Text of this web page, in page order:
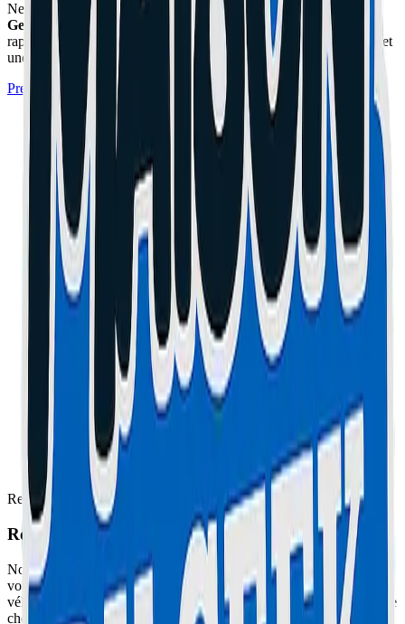
Ne prenez pas de risques avec votre matériel. L'atelier
Maison du
Geek
situé à Cannes (06) prend en charge cette réparation
rapidement avec un diagnostic professionnel, des pièces certifiées et
une garantie de 1 an.
Prendre Rendez-vous à l'Atelier
Recommandation pour vous
Roulez en toute sécurité cet été
Nouveau service MaisonDuGeek : Si vous n'êtes pas équipés, nous
vous offrons votre équipement gratuit pour toute location de
véhicule, et nous venons même récupérer votre deux-roues en panne
chez vous !